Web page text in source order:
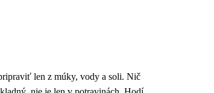
len z múky, vody a soli. Nič